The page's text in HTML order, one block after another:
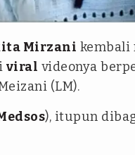
@itsofficiallauraa
Mirzani kembali
viral videonya
(LM).
), itupun